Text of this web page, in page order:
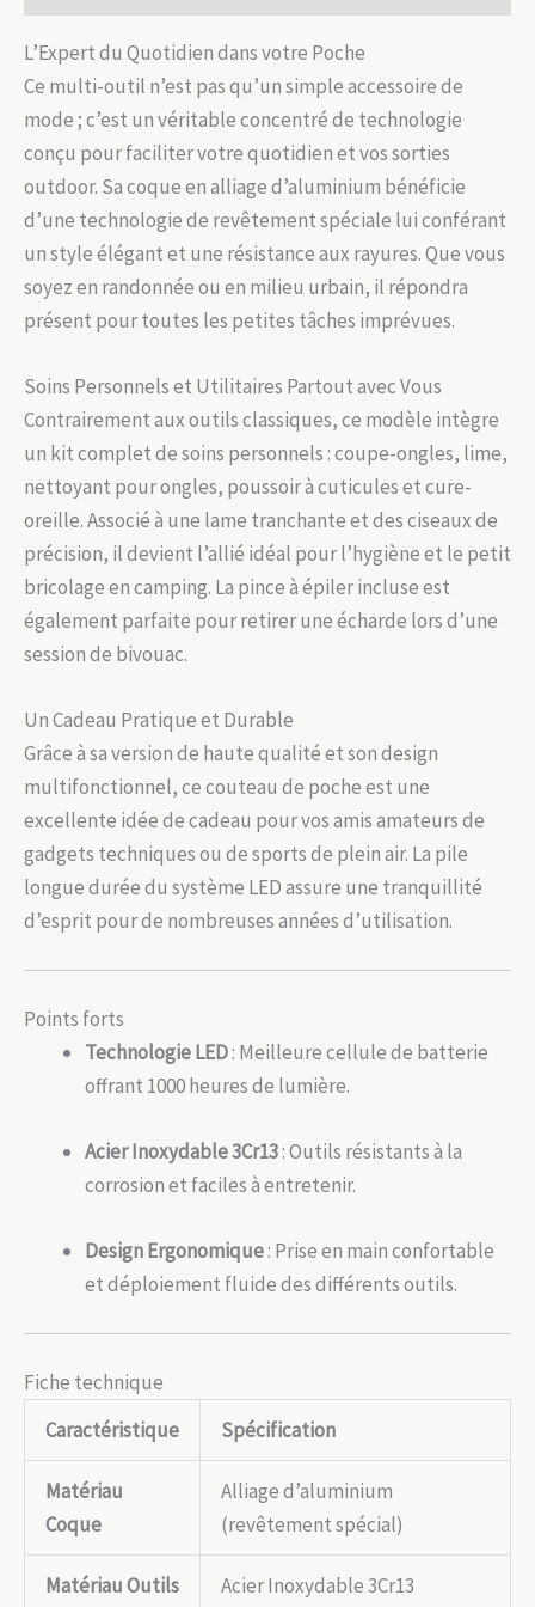
L’Expert du Quotidien dans votre Poche
Ce multi-outil n’est pas qu’un simple accessoire de
mode ; c’est un véritable concentré de technologie
conçu pour faciliter votre quotidien et vos sorties
outdoor. Sa coque en alliage d’aluminium bénéficie
d’une technologie de revêtement spéciale lui conférant
un style élégant et une résistance aux rayures. Que vous
soyez en randonnée ou en milieu urbain, il répondra
présent pour toutes les petites tâches imprévues.
Soins Personnels et Utilitaires Partout avec Vous
Contrairement aux outils classiques, ce modèle intègre
un kit complet de soins personnels : coupe-ongles, lime,
nettoyant pour ongles, poussoir à cuticules et cure-
oreille. Associé à une lame tranchante et des ciseaux de
précision, il devient l’allié idéal pour l’hygiène et le petit
bricolage en camping. La pince à épiler incluse est
également parfaite pour retirer une écharde lors d’une
session de bivouac.
Un Cadeau Pratique et Durable
Grâce à sa version de haute qualité et son design
multifonctionnel, ce couteau de poche est une
excellente idée de cadeau pour vos amis amateurs de
gadgets techniques ou de sports de plein air. La pile
longue durée du système LED assure une tranquillité
d’esprit pour de nombreuses années d’utilisation.
Points forts
Technologie LED: Meilleure cellule de batterie
offrant 1000 heures de lumière.
Acier Inoxydable 3Cr13: Outils résistants à la
corrosion et faciles à entretenir.
Design Ergonomique: Prise en main confortable
et déploiement fluide des différents outils.
Fiche technique
Caractéristique
Spécification
Matériau
Coque
Alliage d’aluminium
(revêtement spécial)
Matériau Outils Acier Inoxydable 3Cr13